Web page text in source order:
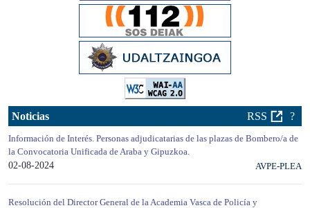
Noticias RSS ?
Información de Interés. Personas adjudicatarias de las plazas de Bombero/a de
la Convocatoria Unificada de Araba y Gipuzkoa.
02-08-2024
AVPE-PLEA
Resolución del Director General de la Academia Vasca de Policía y